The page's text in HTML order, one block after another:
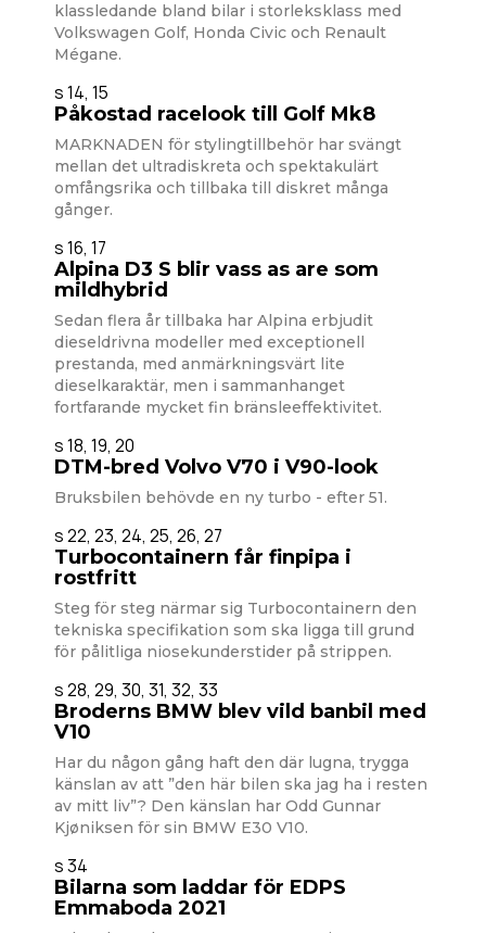
klassledande bland bilar i storleksklass med
Volkswagen Golf, Honda Civic och Renault
Mégane.
s 14, 15
Påkostad racelook till Golf Mk8
MARKNADEN för stylingtillbehör har svängt
mellan det ultradiskreta och spektakulärt
omfångsrika och tillbaka till diskret många
gånger.
s 16, 17
Alpina D3 S blir vass as are som
mildhybrid
Sedan flera år tillbaka har Alpina erbjudit
dieseldrivna modeller med exceptionell
prestanda, med anmärkningsvärt lite
dieselkaraktär, men i sammanhanget
fortfarande mycket fin bränsleeffektivitet.
s 18, 19, 20
DTM-bred Volvo V70 i V90-look
Bruksbilen behövde en ny turbo - efter 51.
s 22, 23, 24, 25, 26, 27
Turbocontainern får finpipa i
rostfritt
Steg för steg närmar sig Turbocontainern den
tekniska specifikation som ska ligga till grund
för pålitliga niosekunderstider på strippen.
s 28, 29, 30, 31, 32, 33
Broderns BMW blev vild banbil med
V10
Har du någon gång haft den där lugna, trygga
känslan av att ”den här bilen ska jag ha i resten
av mitt liv”? Den känslan har Odd Gunnar
Kjøniksen för sin BMW E30 V10.
s 34
Bilarna som laddar för EDPS
Emmaboda 2021